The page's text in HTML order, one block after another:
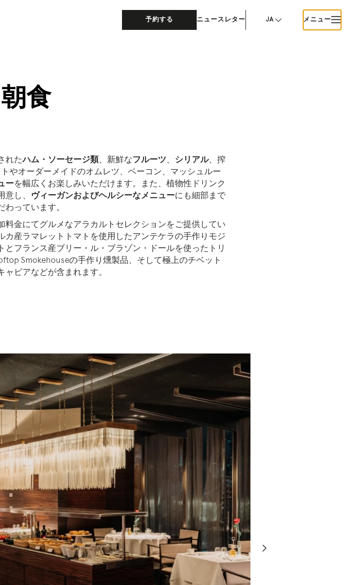
予約する ニュースレター JA メニュー
朝食
れたハム・ソーセージ類 、新鮮な フルーツ 、 シリアル、搾
やオーダーメイドのオムレツ、ベーコン、マッシュルー
ーを幅広くお楽しみいただけます。また、植物性ドリンク
意し、
ヴィーガンおよびヘルシーなメニューにも細部まで
わっています。
料金にてグルメなアラカルトセレクションをご提供してい
カ産ラマレットトマトを使用したアンテケラの手作りモジ
フランス産ブリー・ル・ブラゾン・ドールを使ったトリ
Smokehouseの手作り燻製品、そして極上のチベット
ャビアなどが含まれます。